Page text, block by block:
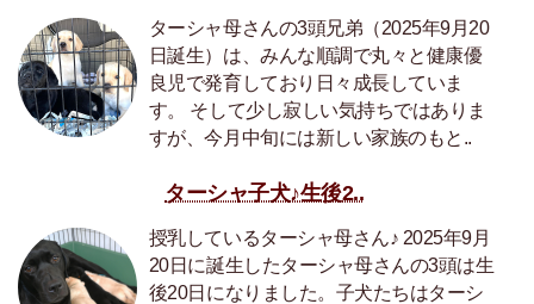
ターシャ母さんの3頭兄弟（2025年9月20
日誕生）は、みんな順調で丸々と健康優
良児で発育しており日々成長していま
す。 そして少し寂しい気持ちではありま
すが、今月中旬には新しい家族のもと..
ターシャ子犬♪生後2..
授乳しているターシャ母さん♪ 2025年9月
20日に誕生したターシャ母さんの3頭は生
後20日になりました。子犬たちはターシ